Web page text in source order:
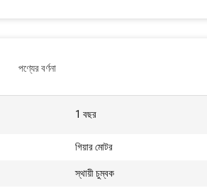
পণ্যের বর্ণনা
1 বছর
গিয়ার মোটর
স্থায়ী চুম্বক